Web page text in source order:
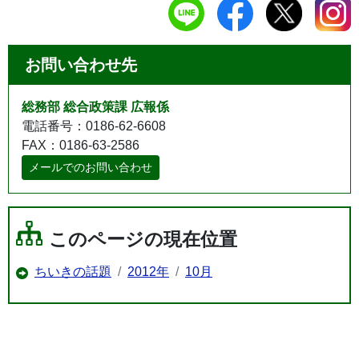
お問い合わせ先
総務部 総合政策課 広報係
電話番号：0186-62-6608
FAX：0186-63-2586
メールでのお問い合わせ
このページの現在位置
ちいきの話題 2012年 10月